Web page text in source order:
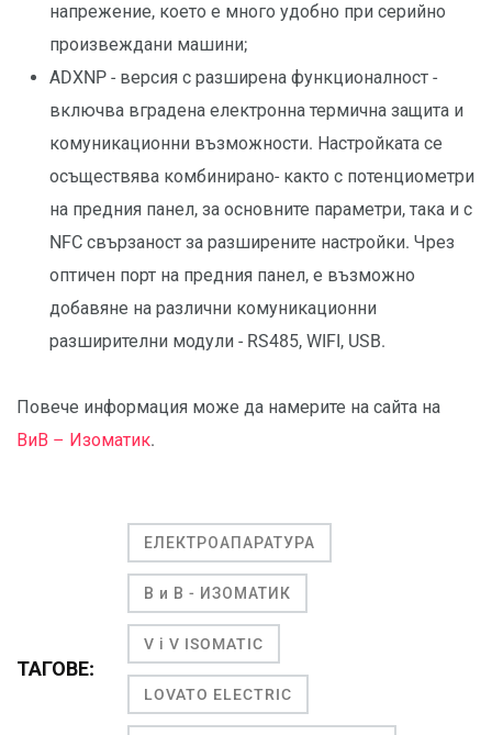
напрежение, което е много удобно при серийно
произвеждани машини;
АDXNP - версия с разширена функционалност -
включва вградена електронна термична защита и
комуникационни възможности. Настройката се
осъществява комбинирано- както с потенциометри
на предния панел, за основните параметри, така и с
NFC свързаност за разширените настройки. Чрез
оптичен порт на предния панел, е възможно
добавяне на различни комуникационни
разширителни модули - RS485, WIFI, USB.
Повече информация може да намерите на сайта на
ВиВ – Изоматик.
ТАГОВЕ:
ЕЛЕКТРОАПАРАТУРА
В и В - ИЗОМАТИК
V i V ISOMATIC
LOVATO ELECTRIC